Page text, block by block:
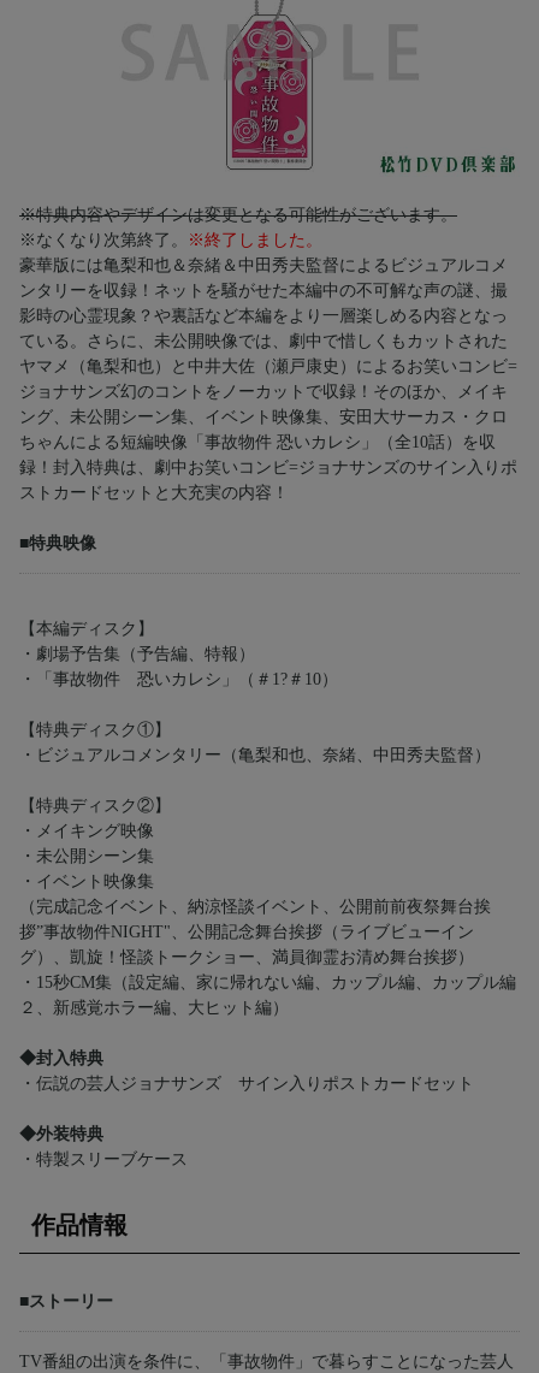
※特典内容やデザインは変更となる可能性がございます。
※なくなり次第終了。
※終了しました。
豪華版には亀梨和也＆奈緒＆中田秀夫監督によるビジュアルコメ
ンタリーを収録！ネットを騒がせた本編中の不可解な声の謎、撮
影時の心霊現象？や裏話など本編をより一層楽しめる内容となっ
ている。さらに、未公開映像では、劇中で惜しくもカットされた
ヤマメ（亀梨和也）と中井大佐（瀬戸康史）によるお笑いコンビ=
ジョナサンズ幻のコントをノーカットで収録！そのほか、メイキ
ング、未公開シーン集、イベント映像集、安田大サーカス・クロ
ちゃんによる短編映像「事故物件 恐いカレシ」（全10話）を収
録！封入特典は、劇中お笑いコンビ=ジョナサンズのサイン入りポ
ストカードセットと大充実の内容！
■特典映像
【本編ディスク】
・劇場予告集（予告編、特報）
・「事故物件 恐いカレシ」（＃1?＃10）
【特典ディスク①】
・ビジュアルコメンタリー（亀梨和也、奈緒、中田秀夫監督）
【特典ディスク②】
・メイキング映像
・未公開シーン集
・イベント映像集
（完成記念イベント、納涼怪談イベント、公開前前夜祭舞台挨
拶”事故物件NIGHT"、公開記念舞台挨拶（ライブビューイン
グ）、凱旋！怪談トークショー、満員御霊お清め舞台挨拶）
・15秒CM集（設定編、家に帰れない編、カップル編、カップル編
２、新感覚ホラー編、大ヒット編）
◆封入特典
・伝説の芸人ジョナサンズ サイン入りポストカードセット
◆外装特典
・特製スリーブケース
作品情報
■ストーリー
TV番組の出演を条件に、「事故物件」で暮らすことになった芸人